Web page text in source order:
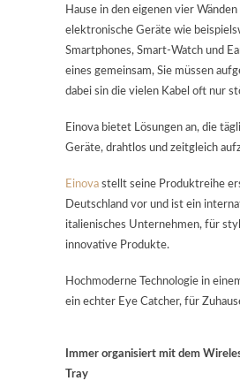
Hause in den eigenen vier
elektronische Geräte wie
Smartphones, Smart-Watch und
eines gemeinsam, Sie müssen
dabei sin die vielen Kabel oft nur
Einova bietet Lösungen an, die
Geräte, drahtlos und zeitgleich
Einova stellt seine Produktreihe
Deutschland vor und ist ein
italienisches Unternehmen, für
innovative Produkte.
Hochmoderne Technologie in
ein echter Eye Catcher, für
Immer organisiert mit dem
Tray